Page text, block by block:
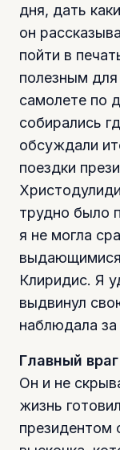
дня, дать
он
пойти в
полезным
самолете по
собирались
обсуждали
поездки
трудно было
я не могла
выдающимися
Клиридис. Я
выдвинул
наблюдала
Главный враг
Он и не
жизнь
президентом